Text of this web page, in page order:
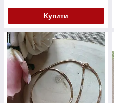
Купити